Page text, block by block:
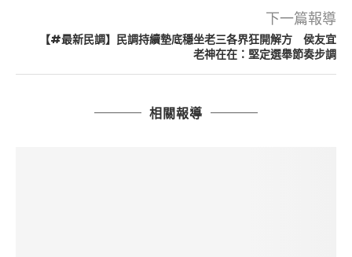
下一篇報導
【#最新民調】民調持續墊底穩坐老三各界狂開解方 侯友宜
老神在在：堅定選舉節奏步調
相關報導